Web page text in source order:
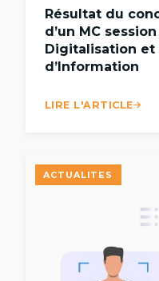
Résultat du
d’un MC
Digitalisation et
d’Information
LIRE L'ARTICLE
ACTUALITES